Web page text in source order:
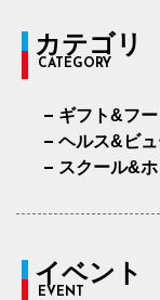
カテゴリ
CATEGORY
ギフト&フー
ヘルス&ビ
スクール&
イベント
EVENT